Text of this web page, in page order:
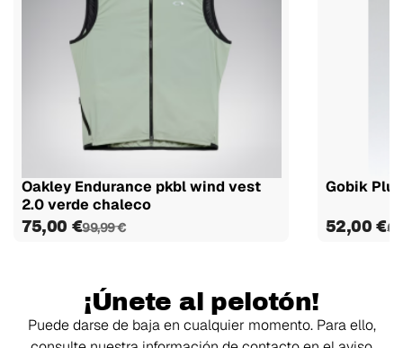
Oakley Endurance pkbl wind vest
2.0 verde chaleco
75,00 €99,99 €
Gobik
52,00 €
¡Únete al pelotón!
Puede darse de baja en cualquier momento. Para ello,